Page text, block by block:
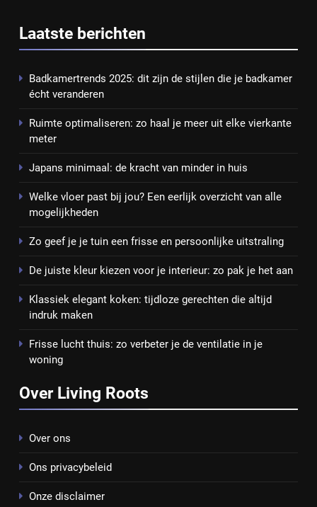
Laatste berichten
Badkamertrends 2025: dit zijn de stijlen die je badkamer
écht veranderen
Ruimte optimaliseren: zo haal je meer uit elke vierkante
meter
Japans minimaal: de kracht van minder in huis
Welke vloer past bij jou? Een eerlijk overzicht van alle
mogelijkheden
Zo geef je je tuin een frisse en persoonlijke uitstraling
De juiste kleur kiezen voor je interieur: zo pak je het aan
Klassiek elegant koken: tijdloze gerechten die altijd
indruk maken
Frisse lucht thuis: zo verbeter je de ventilatie in je
woning
Over Living Roots
Over ons
Ons privacybeleid
Onze disclaimer